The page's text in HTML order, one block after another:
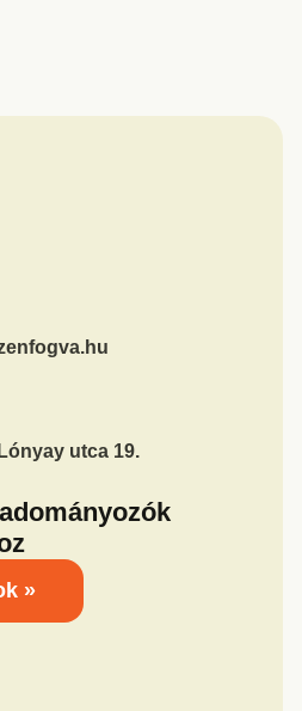
utca 19.
»